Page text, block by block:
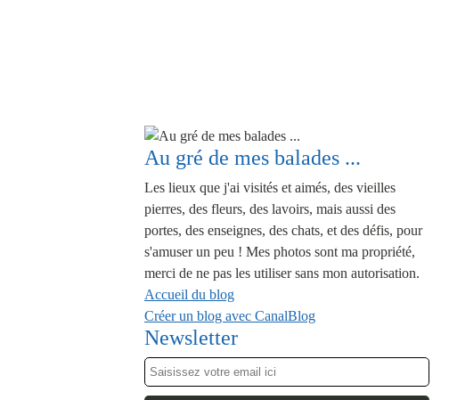
Au gré de mes balades ...
Les lieux que j'ai visités et aimés, des vieilles
pierres, des fleurs, des lavoirs, mais aussi des
portes, des enseignes, des chats, et des défis, pour
s'amuser un peu ! Mes photos sont ma propriété,
merci de ne pas les utiliser sans mon autorisation.
Accueil du blog
Créer un blog avec CanalBlog
Newsletter